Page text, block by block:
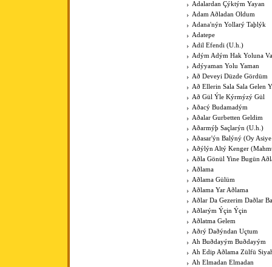
Adalardan Çýktým Yayan
Adam Aðladan Oldum
Adana'nýn Yollarý Taþlýk
Adatepe
Adil Efendi (U.h.)
Adým Adým Hak Yoluna
Adýyaman Yolu Yaman
Að Deveyi Düzde Gördüm
Að Ellerin Sala Sala Gelen
Að Gül Ýle Kýrmýzý Gül
Aðacý Budamadým
Aðalar Gurbetten Geldim
Aðarmýþ Saçlarýn (U.h.)
Aðasar'ýn Balýný (Oy
Aðýlýn Altý Kenger
Aðla Gönül Yine Bugün
Aðlama
Aðlama Gülüm
Aðlama Yar Aðlama
Aðlar Da Gezerim Daðlar
Aðlarým Ýçin Ýçin
Aðlatma Gelem
Aðrý Daðýndan Uçtum
Ah Buðdayým Buðdayým
Ah Edip Aðlama Zülfü
Ah Elmadan Elmadan